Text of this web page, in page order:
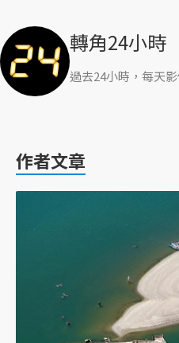
轉角24小時
過去24小時，每天
作者文章